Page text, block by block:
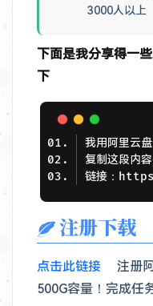
3000人以
下面是我分享得一
下
链接：
注册下载
点击此链接 注册
500G容量！完成任